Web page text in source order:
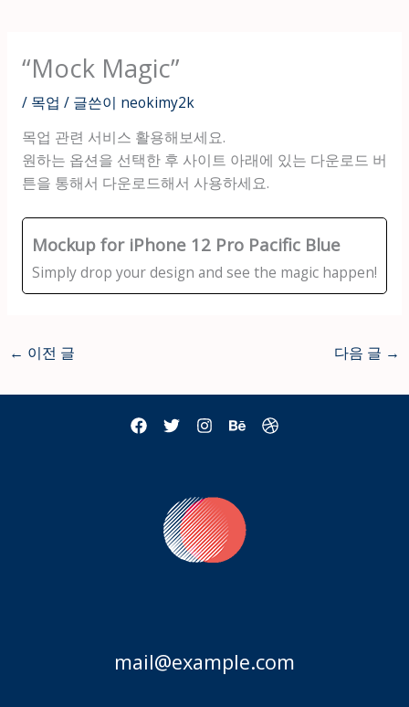
“Mock Magic”
/ 목업 / 글쓴이 neokimy2k
목업 관련 서비스 활용해보세요.
원하는 옵션을 선택한 후 사이트 아래에 있는 다운로드 버
튼을 통해서 다운로드해서 사용하세요.
Mockup for iPhone 12 Pro Pacific Blue
Simply drop your design and see the magic happen!
← 이전 글 다음 글 →
mail@example.com